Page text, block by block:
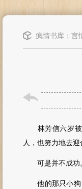
疯情书库： 言
林芳信六岁被
人，也努力地去迎
可是并不成功
他的那只小狗，